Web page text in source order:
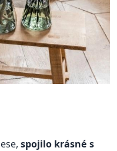
spojilo krásné s